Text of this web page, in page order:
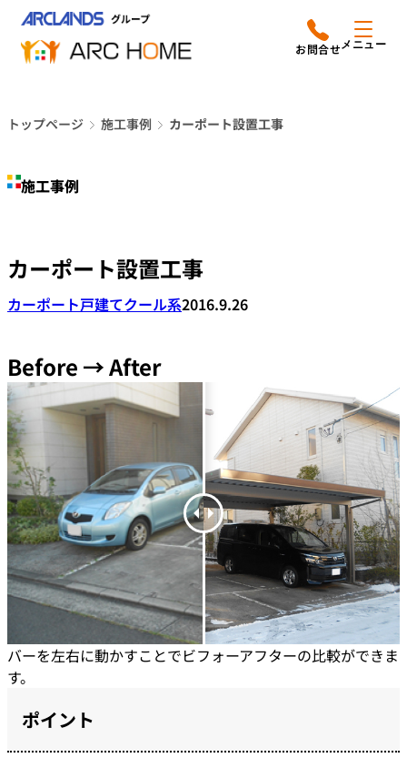
ッ
アークホームについて
施工事例
店舗案内
会社情報
よくあるご質問
サイトマップ
採用情報はこちら
メニュー
営業時間は
平日9時から18時までと
電話をかける
トップページ 施工事例 カーポート設置工事
施工事例
カーポート設置工事
カーポート戸建てクール系2016.9.26
Before → After
バーを左右に動かすことでビフォーアフターの比較ができま
す。
ポイント